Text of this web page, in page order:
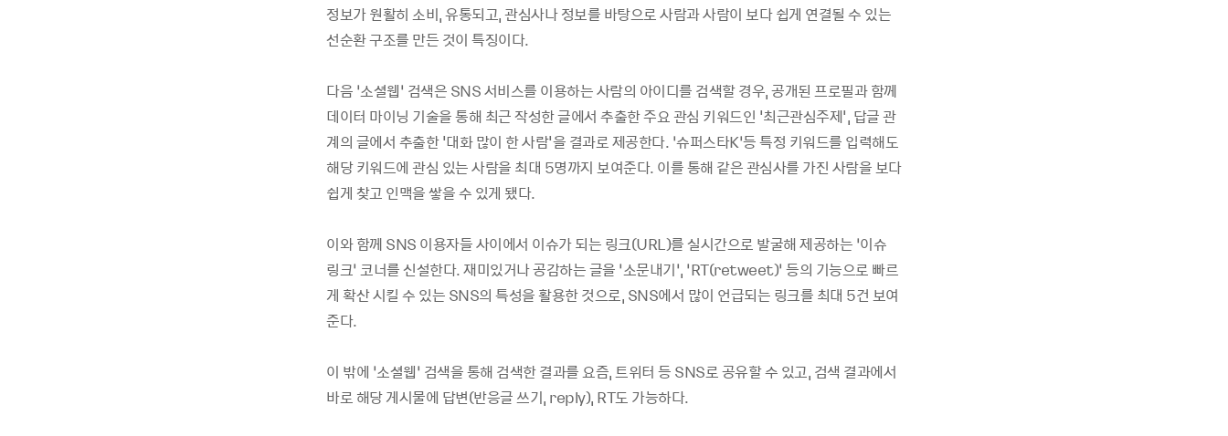
정보가 원활히 소비, 유통되고, 관심사나 정보를 바탕으로 사람과 사람이 보다 쉽게 연결될 수 있는
선순환 구조를 만든 것이 특징이다.
다음 ‘소셜웹’ 검색은 SNS 서비스를 이용하는 사람의 아이디를 검색할 경우, 공개된 프로필과 함께
데이터 마이닝 기술을 통해 최근 작성한 글에서 추출한 주요 관심 키워드인 '최근관심주제', 답글 관
계의 글에서 추출한 '대화 많이 한 사람'을 결과로 제공한다. ‘슈퍼스타K’등 특정 키워드를 입력해도
해당 키워드에 관심 있는 사람을 최대 5명까지 보여준다. 이를 통해 같은 관심사를 가진 사람을 보다
쉽게 찾고 인맥을 쌓을 수 있게 됐다.
이와 함께 SNS 이용자들 사이에서 이슈가 되는 링크(URL)를 실시간으로 발굴해 제공하는 ‘이슈
링크’ 코너를 신설한다. 재미있거나 공감하는 글을 ‘소문내기’, ‘RT(retweet)’ 등의 기능으로 빠르
게 확산 시킬 수 있는 SNS의 특성을 활용한 것으로, SNS에서 많이 언급되는 링크를 최대 5건 보여
준다.
이 밖에 ‘소셜웹’ 검색을 통해 검색한 결과를 요즘, 트위터 등 SNS로 공유할 수 있고, 검색 결과에서
바로 해당 게시물에 답변(반응글 쓰기, reply), RT도 가능하다.